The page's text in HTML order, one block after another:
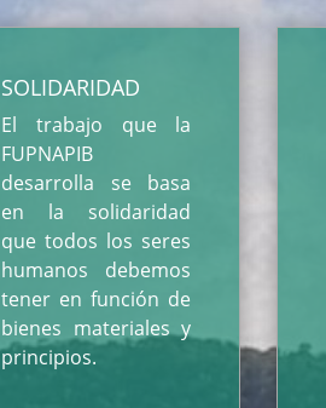
SOLIDARIDAD
El trabajo que la
FUPNAPIB
desarrolla se basa
en la solidaridad
que todos los seres
humanos debemos
tener en función de
bienes materiales y
principios.